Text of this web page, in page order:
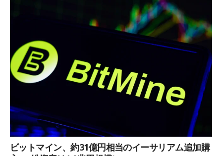
ビットマイン、約31億円相当のイーサリアム追加購